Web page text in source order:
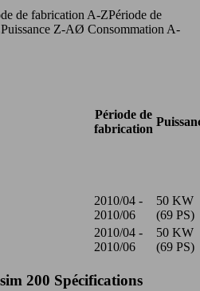
de fabrication A-ZPériode de
Puissance Z-AØ Consommation A-
Période de
fabrication
2010/04 -
2010/06
50 KW
(69 PS)
2010/04 -
2010/06
50 KW
(69 PS)
200 Spécifications